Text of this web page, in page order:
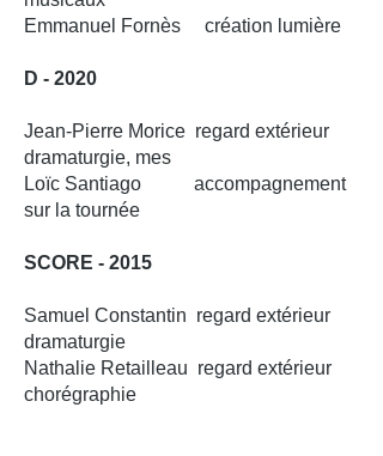
Emmanuel Fornès création lumière
D - 2020
Jean-Pierre Morice regard extérieur
dramaturgie, mes
Loïc Santiago accompagnement
sur la tournée
SCORE - 2015
Samuel Constantin regard extérieur
dramaturgie
Nathalie Retailleau regard extérieur
chorégraphie